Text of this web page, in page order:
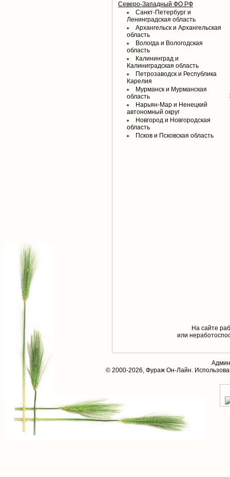
Северо-Западный ФО РФ
Санкт-Петербург и
Ленинградская область
Архангельск и Архангельская
область
Вологда и Вологодская
область
Калининград и
Калиниградская область
Петрозаводск и Республика
Карелия
Мурманск и Мурманская
область
Нарьян-Мар и Ненецкий
автономный округ
Новгород и Новгородская
область
Псков и Псковская область
На сайте
или
© 2000-2026, Фураж Он-Лайн.